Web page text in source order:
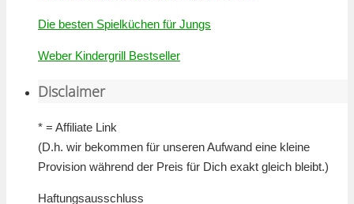
Die besten Spielküchen für Jungs
Weber Kindergrill Bestseller
Disclaimer
* = Affiliate Link
(D.h. wir bekommen für unseren Aufwand eine kleine
Provision während der Preis für Dich exakt gleich bleibt.)
Haftungsausschluss